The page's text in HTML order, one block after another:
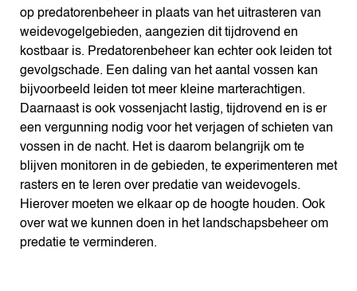
op predatorenbeheer in plaats van het uitrasteren van
weidevogelgebieden, aangezien dit tijdrovend en
kostbaar is. Predatorenbeheer kan echter ook leiden tot
gevolgschade. Een daling van het aantal vossen kan
bijvoorbeeld leiden tot meer kleine marterachtigen.
Daarnaast is ook vossenjacht lastig, tijdrovend en is er
een vergunning nodig voor het verjagen of schieten van
vossen in de nacht. Het is daarom belangrijk om te
blijven monitoren in de gebieden, te experimenteren met
rasters en te leren over predatie van weidevogels.
Hierover moeten we elkaar op de hoogte houden. Ook
over wat we kunnen doen in het landschapsbeheer om
predatie te verminderen.